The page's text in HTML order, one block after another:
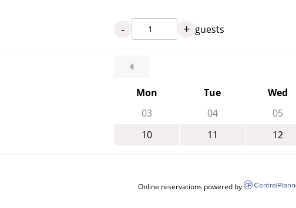
- + guests
Mon
Tue Wed
03
04 05
10
11 12
Online reservations powered by